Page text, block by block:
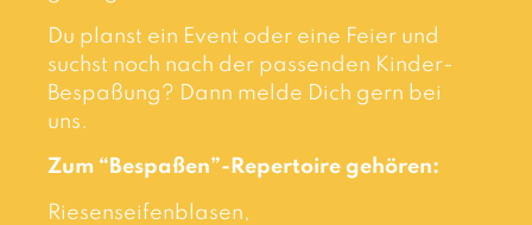
Du planst ein Event oder eine Feier und
suchst noch nach der passenden Kinder-
Bespaßung? Dann melde Dich gern bei
uns.
Zum “Bespaßen”-Repertoire gehören:
Riesenseifenblasen,